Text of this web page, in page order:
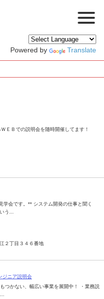
Powered by Translate
ＥＢでの説明会を随時開催してます！
会です。** システム開発の仕事と聞く
う...
２丁目３４６番地
ジニア説明会
かない、幅広い事業を展開中！ ・業務説